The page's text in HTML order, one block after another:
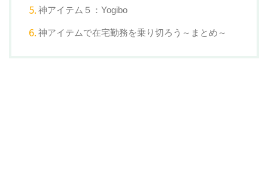
神アイテム５：Yogibo
神アイテムで在宅勤務を乗り切ろう～まとめ～